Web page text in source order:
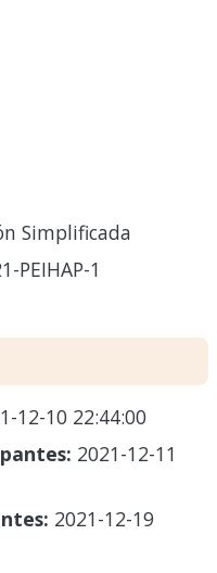
Simplificada
PEIHAP-1
12-10 22:44:00
2021-12-11
2021-12-19